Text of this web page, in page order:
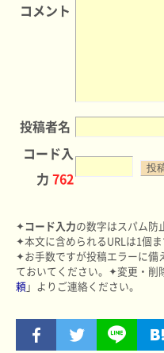
コメント
投稿者名
コード入
力 762
✦コード入力の数字はスパム防
✦本文に含められるURLは1個
✦お手数ですが投稿エラーに備
ておいてください。✦変更・削
頼」よりご連絡ください。